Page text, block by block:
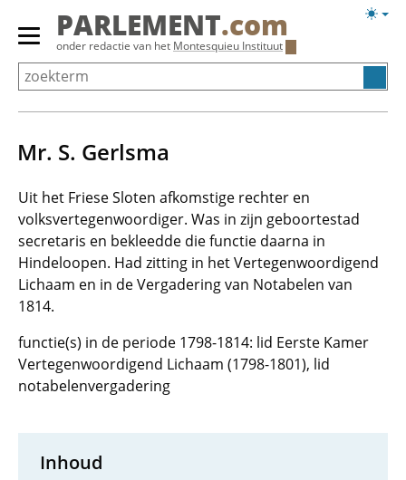
Overslaan
Primair
menu
tonen/verbergen
PARLEMENT.com
onder redactie van het Montesquieu Instituut
Mr. S. Gerlsma
Uit het Friese Sloten afkomstige rechter en
volksvertegenwoordiger. Was in zijn geboortestad
secretaris en bekleedde die functie daarna in
Hindeloopen. Had zitting in het Vertegenwoordigend
Lichaam en in de Vergadering van Notabelen van
1814.
functie(s) in de periode 1798-1814: lid Eerste Kamer
Vertegenwoordigend Lichaam (1798-1801), lid
notabelenvergadering
Inhoud